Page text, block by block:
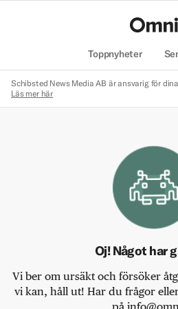
Toppnyheter
Schibsted News Media AB är ansvarig för
Läs mer här
Oj! Något har
Vi ber om ursäkt och försöker
vi kan, håll ut! Har du frågor